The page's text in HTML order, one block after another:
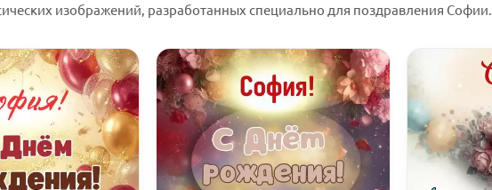
изображений, разработанных специально для поздравления Софии.